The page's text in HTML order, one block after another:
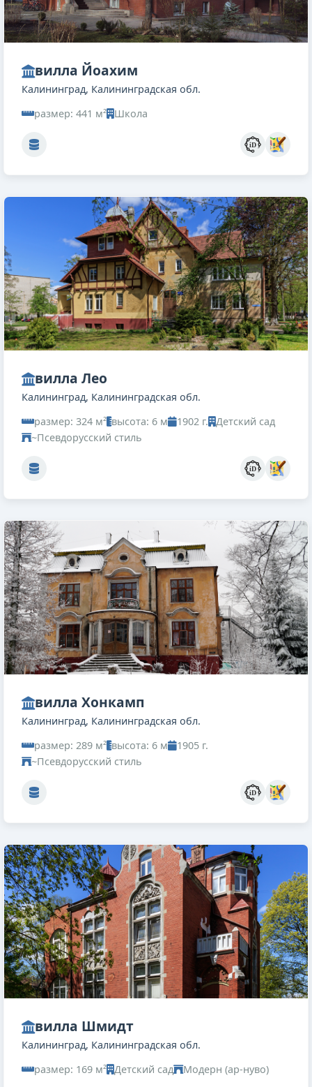
вилла Йоахим
Калининград, Калининградская обл.
размер: 441 м²
Школа
вилла Лео
Калининград, Калининградская обл.
размер: 324 м² высота: 6 м 1902 г.
Детский сад
~Псевдорусский стиль
вилла Хонкамп
Калининград, Калининградская обл.
размер: 289 м² высота: 6 м
1905 г.
~Псевдорусский стиль
вилла Шмидт
Калининград, Калининградская обл.
размер: 169 м² Детский сад Модерн (ар-нуво)